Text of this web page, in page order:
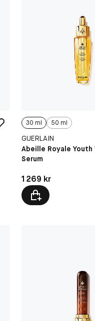
30 ml 50 ml
GUERLAIN
Abeille Royale Youth
Serum
Pris: 1 269 kr
1 269 kr